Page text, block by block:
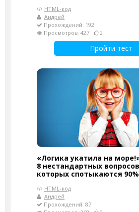
HTML-код
Андрей
Прохождений: 192
Просмотров: 427
2
Пройти тест
«Логика укатила на
8 нестандартных
которых спотыкаются
HTML-код
Андрей
Прохождений: 87